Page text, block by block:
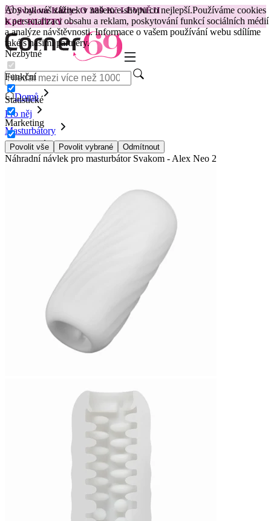
Aby byl váš zážitek v našem e-shopu co nejlepší.Používáme cookies
k personalizaci obsahu a reklam, poskytování funkcí sociálních médií
a analýze návštěvnosti. Informace o vašem používání webu sdílíme
také s našimi partnery.
Nezbytné
Funkční
Statistické
Marketing
Povolit vše Povolit vybrané Odmítnout
😽Svakom Klitty: O 380 Kč LEVNĚJI
Kód: KLITTY →
Domů
Pro něj
Masturbátory
Doplňky
Náhradní návlek pro masturbátor Svakom - Alex Neo 2